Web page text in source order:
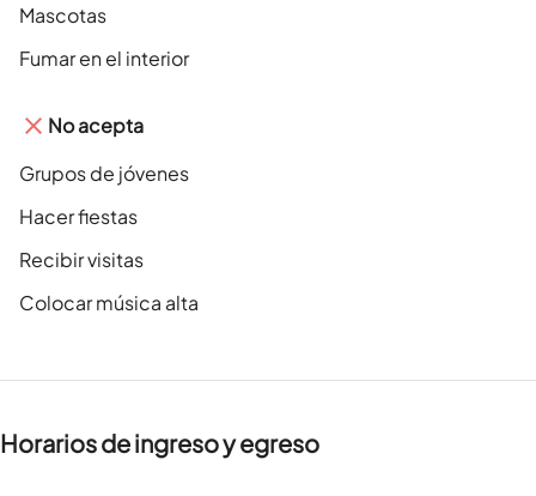
Mascotas
Fumar en el interior
No acepta
Grupos de jóvenes
Hacer fiestas
Recibir visitas
Colocar música alta
Horarios de ingreso y egreso